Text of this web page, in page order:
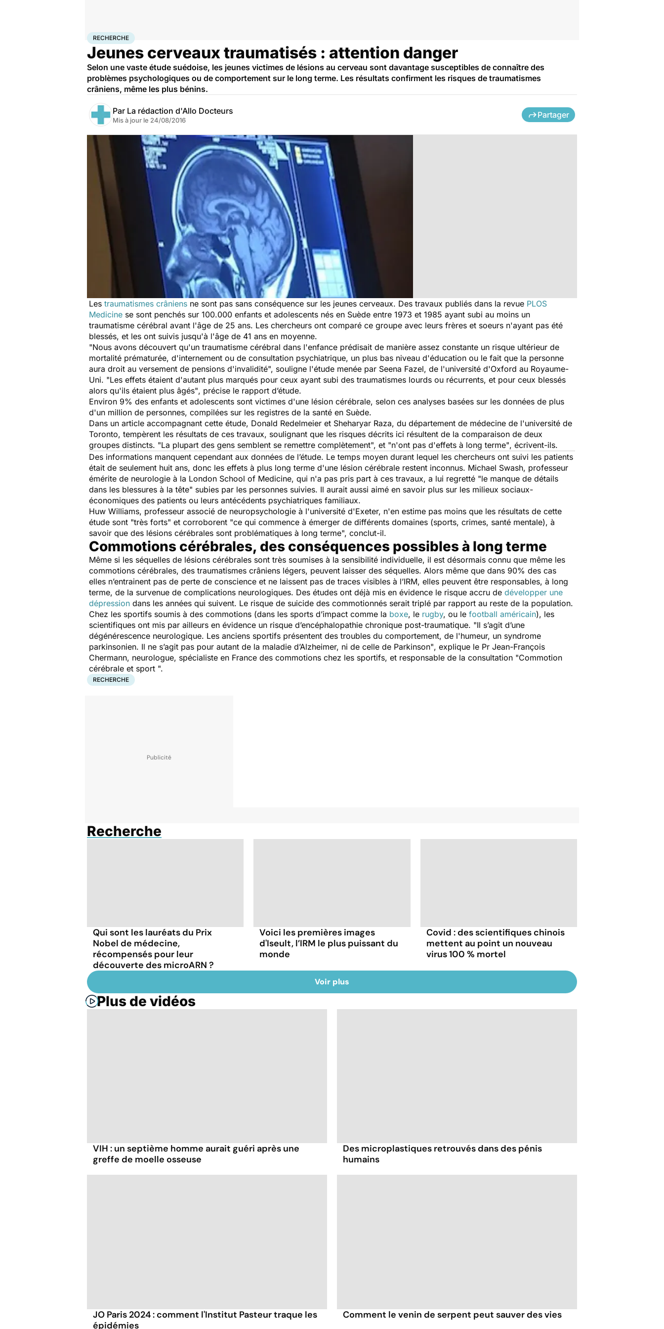
AccueilSantéMaladies
RECHERCHE
Jeunes cerveaux traumatisés : attention danger
Selon une vaste étude suédoise, les jeunes victimes de lésions au cerveau sont davantage susceptibles de connaître des
problèmes psychologiques ou de comportement sur le long terme. Les résultats confirment les risques de traumatismes
crâniens, même les plus bénins.
Par La rédaction d'Allo Docteurs
Mis à jour le 24/08/2016
Partager
Les traumatismes crâniens ne sont pas sans conséquence sur les jeunes cerveaux. Des travaux publiés dans la revue PLOS
Medicine se sont penchés sur 100.000 enfants et adolescents nés en Suède entre 1973 et 1985 ayant subi au moins un
traumatisme cérébral avant l'âge de 25 ans. Les chercheurs ont comparé ce groupe avec leurs frères et soeurs n'ayant pas été
blessés, et les ont suivis jusqu'à l'âge de 41 ans en moyenne.
"Nous avons découvert qu'un traumatisme cérébral dans l'enfance prédisait de manière assez constante un risque ultérieur de
mortalité prématurée, d'internement ou de consultation psychiatrique, un plus bas niveau d'éducation ou le fait que la personne
aura droit au versement de pensions d'invalidité", souligne l'étude menée par Seena Fazel, de l'université d'Oxford au Royaume-
Uni. "Les effets étaient d'autant plus marqués pour ceux ayant subi des traumatismes lourds ou récurrents, et pour ceux blessés
alors qu'ils étaient plus âgés", précise le rapport d’étude.
Environ 9% des enfants et adolescents sont victimes d'une lésion cérébrale, selon ces analyses basées sur les données de plus
d'un million de personnes, compilées sur les registres de la santé en Suède.
Dans un article accompagnant cette étude, Donald Redelmeier et Sheharyar Raza, du département de médecine de l'université de
Toronto, tempèrent les résultats de ces travaux, soulignant que les risques décrits ici résultent de la comparaison de deux
groupes distincts. "La plupart des gens semblent se remettre complètement", et "n'ont pas d'effets à long terme", écrivent-ils.
Des informations manquent cependant aux données de l’étude. Le temps moyen durant lequel les chercheurs ont suivi les patients
était de seulement huit ans, donc les effets à plus long terme d'une lésion cérébrale restent inconnus. Michael Swash, professeur
émérite de neurologie à la London School of Medicine, qui n'a pas pris part à ces travaux, a lui regretté "le manque de détails
dans les blessures à la tête" subies par les personnes suivies. Il aurait aussi aimé en savoir plus sur les milieux sociaux-
économiques des patients ou leurs antécédents psychiatriques familiaux.
Huw Williams, professeur associé de neuropsychologie à l'université d'Exeter, n'en estime pas moins que les résultats de cette
étude sont "très forts" et corroborent "ce qui commence à émerger de différents domaines (sports, crimes, santé mentale), à
savoir que des lésions cérébrales sont problématiques à long terme", conclut-il.
Commotions cérébrales, des conséquences possibles à long terme
Même si les séquelles de lésions cérébrales sont très soumises à la sensibilité individuelle, il est désormais connu que même les
commotions cérébrales, des traumatismes crâniens légers, peuvent laisser des séquelles. Alors même que dans 90% des cas
elles n’entrainent pas de perte de conscience et ne laissent pas de traces visibles à l’IRM, elles peuvent être responsables, à long
terme, de la survenue de complications neurologiques. Des études ont déjà mis en évidence le risque accru de développer une
dépression dans les années qui suivent. Le risque de suicide des commotionnés serait triplé par rapport au reste de la population.
Chez les sportifs soumis à des commotions (dans les sports d’impact comme la boxe, le rugby, ou le football américain), les
scientifiques ont mis par ailleurs en évidence un risque d’encéphalopathie chronique post-traumatique. "Il s’agit d’une
dégénérescence neurologique. Les anciens sportifs présentent des troubles du comportement, de l'humeur, un syndrome
parkinsonien. Il ne s’agit pas pour autant de la maladie d’Alzheimer, ni de celle de Parkinson", explique le Pr Jean-François
Chermann, neurologue, spécialiste en France des commotions chez les sportifs, et responsable de la consultation "Commotion
cérébrale et sport ".
RECHERCHE
Recherche
Qui sont les lauréats du Prix
Nobel de médecine,
récompensés pour leur
découverte des microARN ?
Voici les premières images
d'Iseult, l’IRM le plus puissant du
monde
Covid : des scientifiques chinois
mettent au point un nouveau
virus 100 % mortel
Voir plus
Plus de vidéos
VIH : un septième homme aurait guéri après une
greffe de moelle osseuse
Des microplastiques retrouvés dans des pénis
humains
JO Paris 2024 : comment l'Institut Pasteur traque les
épidémies
Comment le venin de serpent peut sauver des vies